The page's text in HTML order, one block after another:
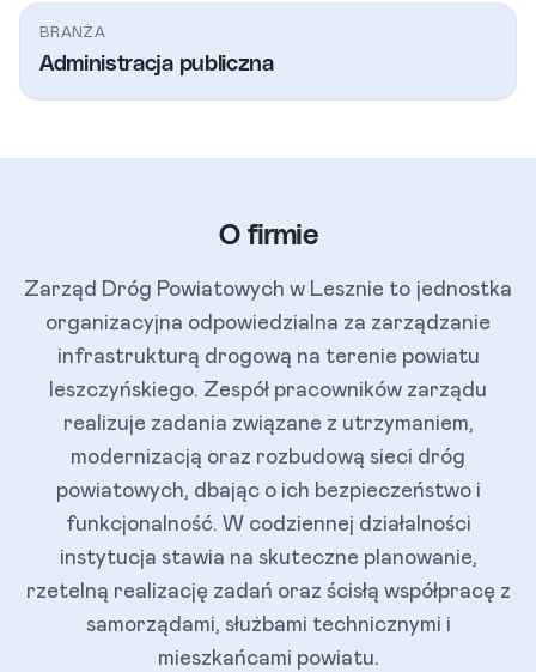
BRANŻA
Administracja publiczna
O firmie
Zarząd Dróg Powiatowych w Lesznie to jednostka
organizacyjna odpowiedzialna za zarządzanie
infrastrukturą drogową na terenie powiatu
leszczyńskiego. Zespół pracowników zarządu
realizuje zadania związane z utrzymaniem,
modernizacją oraz rozbudową sieci dróg
powiatowych, dbając o ich bezpieczeństwo i
funkcjonalność. W codziennej działalności
instytucja stawia na skuteczne planowanie,
rzetelną realizację zadań oraz ścisłą współpracę z
samorządami, służbami technicznymi i
mieszkańcami powiatu.